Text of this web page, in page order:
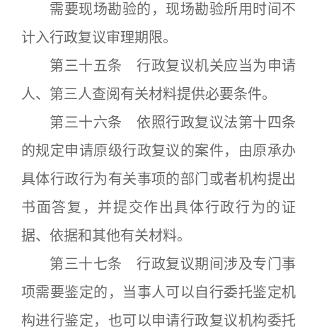
需要现场勘验的，现场勘验所用时间不
计入行政复议审理期限。
第三十五条 行政复议机关应当为申请
人、第三人查阅有关材料提供必要条件。
第三十六条 依照行政复议法第十四条
的规定申请原级行政复议的案件，由原承办
具体行政行为有关事项的部门或者机构提出
书面答复，并提交作出具体行政行为的证
据、依据和其他有关材料。
第三十七条 行政复议期间涉及专门事
项需要鉴定的，当事人可以自行委托鉴定机
构进行鉴定，也可以申请行政复议机构委托